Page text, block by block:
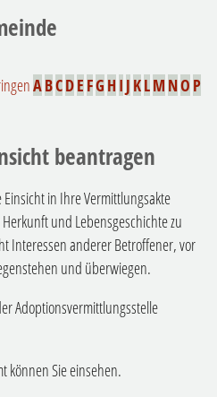
ABCDE FG H I J KLM NO P
beantragen
in Ihre Vermittlungsakte
und Lebensgeschichte zu
Interessen anderer Betroffener, vor
und überwiegen.
Adoptionsvermittlungsstelle
können Sie einsehen.